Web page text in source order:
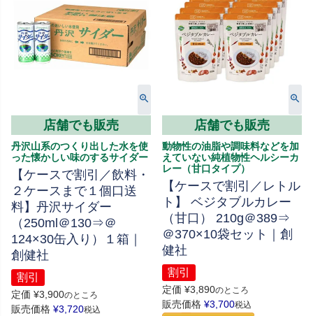
店舗でも販売
丹沢山系のつくり出した水を使
った懐かしい味のするサイダー
【ケースで割引／飲料・
２ケースまで１個口送
料】丹沢サイダー
（250ml＠130⇒＠
124×30缶入り）１箱｜
創健社
割引
定価 ¥3,900のところ
販売価格 ¥3,720税込
店舗でも販売
動物性の油脂や調味料などを加
えていない純植物性ヘルシーカ
レー（甘口タイプ）
【ケースで割引／レトル
ト】 ベジタブルカレー
（甘口） 210g＠389⇒
＠370×10袋セット｜創
健社
割引
定価 ¥3,890のところ
販売価格 ¥3,700税込